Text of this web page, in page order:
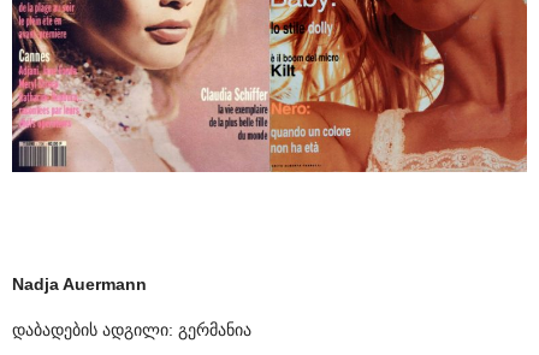
Nadja Auermann
დაბადების ადგილი: გერმანია